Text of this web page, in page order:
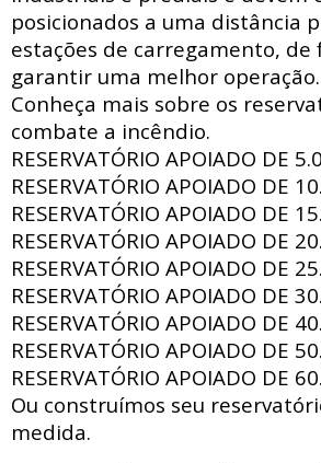
posicionados a uma distância
estações de carregamento, de
garantir uma melhor operação.
Conheça mais sobre os
combate a incêndio.
RESERVATÓRIO APOIADO DE
RESERVATÓRIO APOIADO DE
RESERVATÓRIO APOIADO DE
RESERVATÓRIO APOIADO DE
RESERVATÓRIO APOIADO DE
RESERVATÓRIO APOIADO DE
RESERVATÓRIO APOIADO DE
RESERVATÓRIO APOIADO DE
RESERVATÓRIO APOIADO DE
Ou construímos seu
medida.